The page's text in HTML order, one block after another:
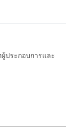
ประกอบการและ